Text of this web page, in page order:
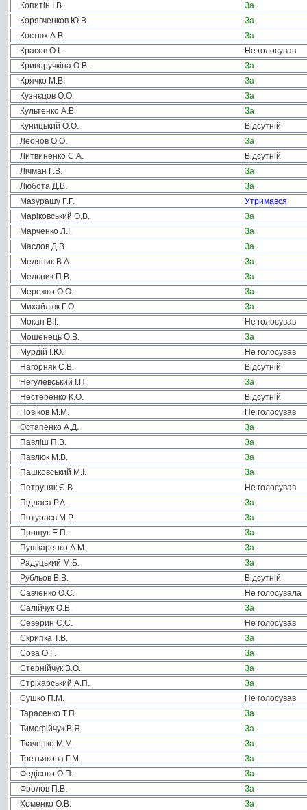
Копитін І.В.
За
Корявченков Ю.В.
За
Костюх А.В.
За
Красов О.І.
Не голосував
Криворучкіна О.В.
За
Крячко М.В.
За
Кузнєцов О.О.
За
Культенко А.В.
За
Куницький О.О.
Відсутній
Леонов О.О.
За
Литвиненко С.А.
Відсутній
Лічман Г.В.
За
Любота Д.В.
За
Мазурашу Г.Г.
Утримався
Маріковський О.В.
За
Марченко Л.І.
За
Маслов Д.В.
За
Медяник В.А.
За
Мельник П.В.
За
Мережко О.О.
За
Михайлюк Г.О.
За
Мокан В.І.
Не голосував
Мошенець О.В.
За
Мурдій І.Ю.
Не голосував
Нагорняк С.В.
Відсутній
Негулевський І.П.
За
Нестеренко К.О.
Відсутній
Новіков М.М.
Не голосував
Остапенко А.Д.
За
Павліш П.В.
За
Павлюк М.В.
За
Пашковський М.І.
За
Петруняк Є.В.
Не голосував
Підласа Р.А.
За
Потураєв М.Р.
За
Прощук Е.П.
За
Пушкаренко А.М.
За
Радуцький М.Б.
За
Рубльов В.В.
Відсутній
Савченко О.С.
Не голосувала
Салійчук О.В.
За
Северин С.С.
Не голосував
Скрипка Т.В.
За
Сова О.Г.
За
Стернійчук В.О.
За
Стріхарський А.П.
За
Сушко П.М.
Не голосував
Тарасенко Т.П.
За
Тимофійчук В.Я.
За
Ткаченко М.М.
За
Третьякова Г.М.
За
Федієнко О.П.
За
Фролов П.В.
За
Хоменко О.В.
За